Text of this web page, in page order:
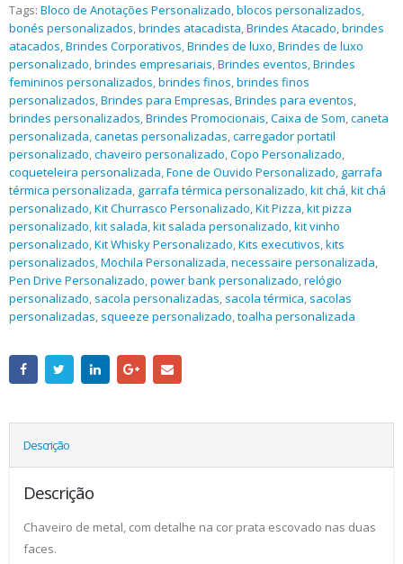
Tags: Bloco de Anotações Personalizado,blocos personalizados,
bonés personalizados,brindes atacadista,Brindes Atacado,brindes
atacados,Brindes Corporativos,Brindes de luxo,Brindes de luxo
personalizado,brindes empresariais,Brindes eventos,Brindes
femininos personalizados,brindes finos,brindes finos
personalizados,Brindes para Empresas,Brindes para eventos,
brindes personalizados,Brindes Promocionais,Caixa de Som,caneta
personalizada,canetas personalizadas,carregador portatil
personalizado,chaveiro personalizado,Copo Personalizado,
coqueteleira personalizada,Fone de Ouvido Personalizado, garrafa
térmica personalizada, garrafa térmica personalizado,kit chá,kit chá
personalizado,Kit Churrasco Personalizado,Kit Pizza,kit pizza
personalizado,kit salada,kit salada personalizado,kit vinho
personalizado,Kit Whisky Personalizado,Kits executivos,kits
personalizados,Mochila Personalizada,necessaire personalizada,
Pen Drive Personalizado,power bank personalizado,relógio
personalizado, sacola personalizadas, sacola térmica, sacolas
personalizadas, squeeze personalizado,toalha personalizada
Descrição
Descrição
Chaveiro de metal, com detalhe na cor prata escovado nas duas
faces.